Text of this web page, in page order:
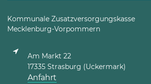
Kommunale Zusatzversorgungskasse
Mecklenburg-Vorpommern
Am Markt 22
17335 Strasburg (Uckermark)
Anfahrt